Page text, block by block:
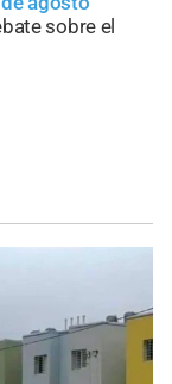
sobre el